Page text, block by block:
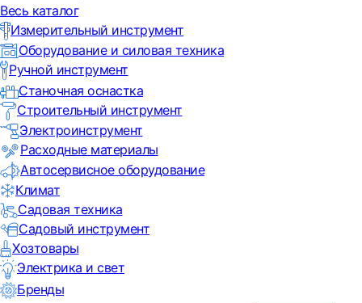
Весь каталог
Измерительный инструмент
Оборудование и силовая техника
Ручной инструмент
Станочная оснастка
Строительный инструмент
Электроинструмент
Расходные материалы
Автосервисное оборудование
Климат
Садовая техника
Садовый инструмент
Хозтовары
Электрика и свет
Бренды